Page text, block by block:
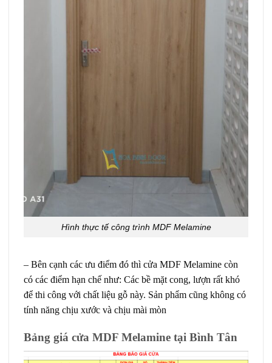
Hình thực tế công trình MDF Melamine
– Bên cạnh các ưu điểm đó thì cửa MDF Melamine còn
có các điểm hạn chế như: Các bề mặt cong, lượn rất khó
để thi công với chất liệu gỗ này. Sản phẩm cũng không có
tính năng chịu xước và chịu mài mòn
Bảng giá cửa MDF Melamine tại Bình Tân